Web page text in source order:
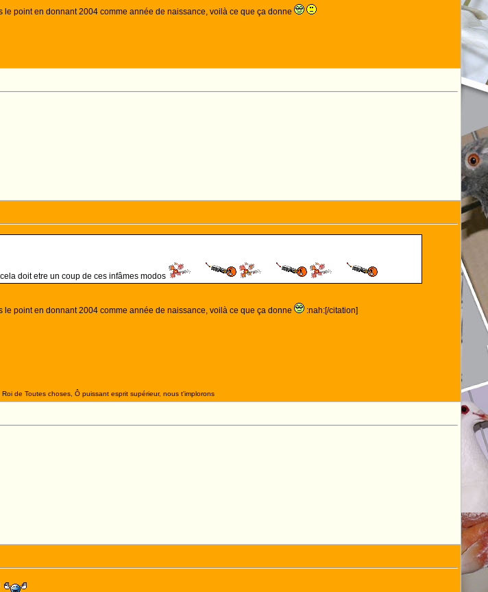
point en donnant 2004 comme année de naissance, voilà ce que ça donne
doit etre un coup de ces infâmes modos
point en donnant 2004 comme année de naissance, voilà ce que ça donne :nah:[/citation]
de Toutes choses, Ô puissant esprit supérieur, nous t'implorons